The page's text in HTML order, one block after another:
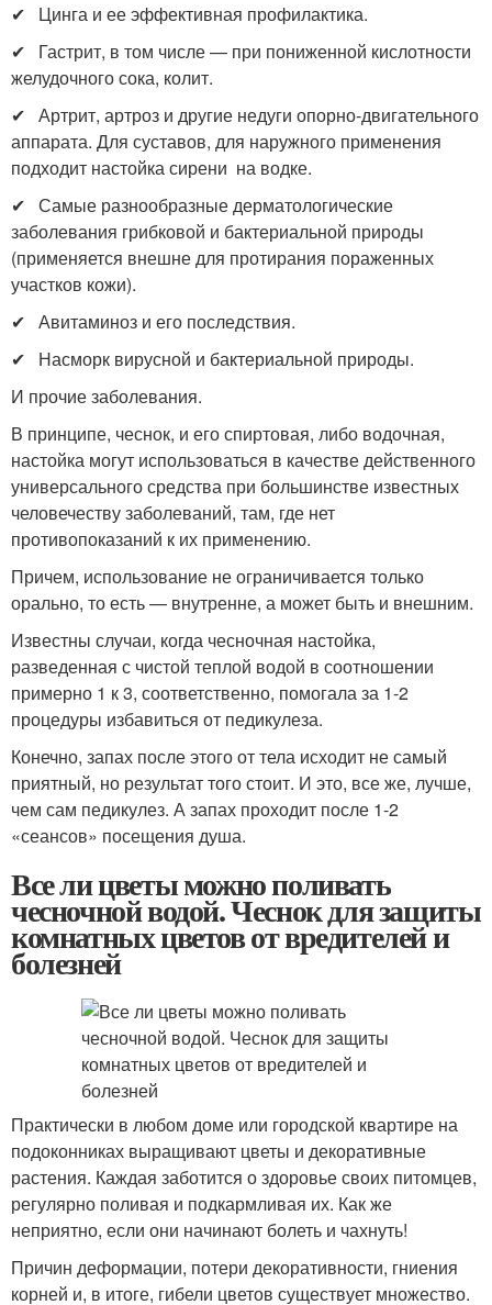
✔ Цинга и ее эффективная профилактика.
✔ Гастрит, в том числе — при пониженной кислотности
желудочного сока, колит.
✔ Артрит, артроз и другие недуги опорно-двигательного
аппарата. Для суставов, для наружного применения
подходит настойка сирени на водке.
✔ Самые разнообразные дерматологические
заболевания грибковой и бактериальной природы
(применяется внешне для протирания пораженных
участков кожи).
✔ Авитаминоз и его последствия.
✔ Насморк вирусной и бактериальной природы.
И прочие заболевания.
В принципе, чеснок, и его спиртовая, либо водочная,
настойка могут использоваться в качестве действенного
универсального средства при большинстве известных
человечеству заболеваний, там, где нет
противопоказаний к их применению.
Причем, использование не ограничивается только
орально, то есть — внутренне, а может быть и внешним.
Известны случаи, когда чесночная настойка,
разведенная с чистой теплой водой в соотношении
примерно 1 к 3, соответственно, помогала за 1-2
процедуры избавиться от педикулеза.
Конечно, запах после этого от тела исходит не самый
приятный, но результат того стоит. И это, все же, лучше,
чем сам педикулез. А запах проходит после 1-2
«сеансов» посещения душа.
Все ли цветы можно поливать
чесночной водой. Чеснок для защиты
комнатных цветов от вредителей и
болезней
Практически в любом доме или городской квартире на
подоконниках выращивают цветы и декоративные
растения. Каждая заботится о здоровье своих питомцев,
регулярно поливая и подкармливая их. Как же
неприятно, если они начинают болеть и чахнуть!
Причин деформации, потери декоративности, гниения
корней и, в итоге, гибели цветов существует множество.